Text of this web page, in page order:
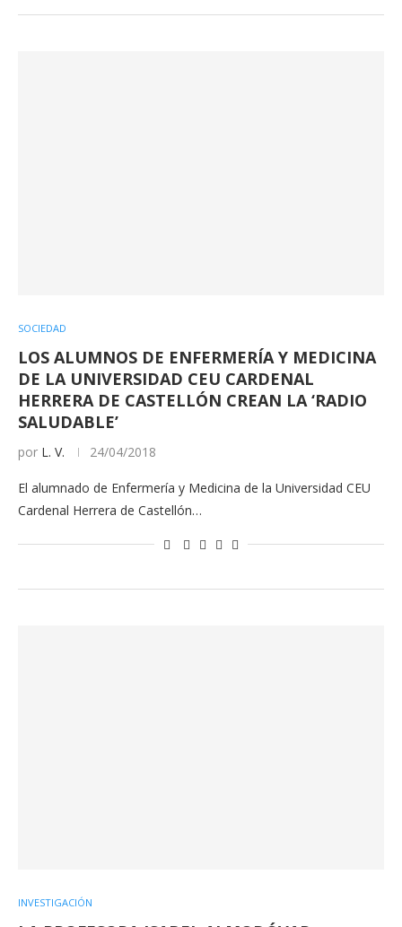
SOCIEDAD
LOS ALUMNOS DE ENFERMERÍA Y MEDICINA
DE LA UNIVERSIDAD CEU CARDENAL
HERRERA DE CASTELLÓN CREAN LA ‘RADIO
SALUDABLE’
por L. V. 24/04/2018
El alumnado de Enfermería y Medicina de la Universidad CEU
Cardenal Herrera de Castellón…
INVESTIGACIÓN